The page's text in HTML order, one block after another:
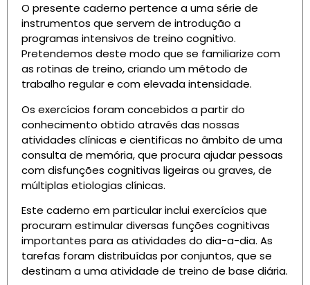
O presente caderno pertence a uma série de
instrumentos que servem de introdução a
programas intensivos de treino cognitivo.
Pretendemos deste modo que se familiarize com
as rotinas de treino, criando um método de
trabalho regular e com elevada intensidade.
Os exercícios foram concebidos a partir do
conhecimento obtido através das nossas
atividades clínicas e cientificas no âmbito de uma
consulta de memória, que procura ajudar pessoas
com disfunções cognitivas ligeiras ou graves, de
múltiplas etiologias clínicas.
Este caderno em particular inclui exercícios que
procuram estimular diversas funções cognitivas
importantes para as atividades do dia-a-dia. As
tarefas foram distribuídas por conjuntos, que se
destinam a uma atividade de treino de base diária.